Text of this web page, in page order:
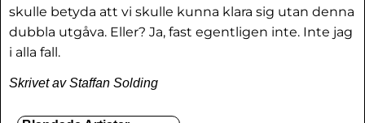
skulle betyda att vi skulle kunna klara sig utan denna
dubbla utgåva. Eller? Ja, fast egentligen inte. Inte jag
i alla fall.
Skrivet av Staffan Solding